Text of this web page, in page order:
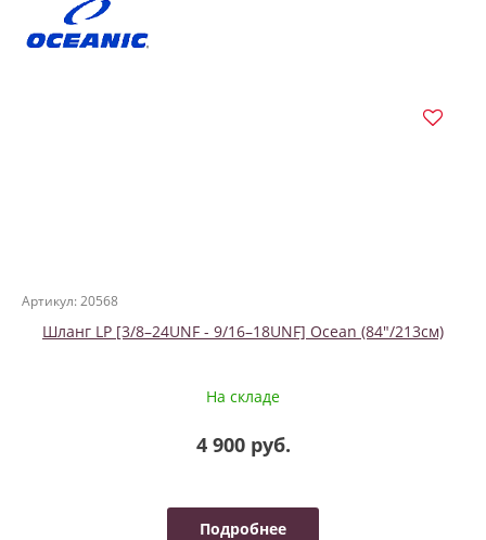
Артикул: 20568
Шланг LP [3/8–24UNF - 9/16–18UNF] Ocean (84"/213см)
На складе
4 900 руб.
Подробнее